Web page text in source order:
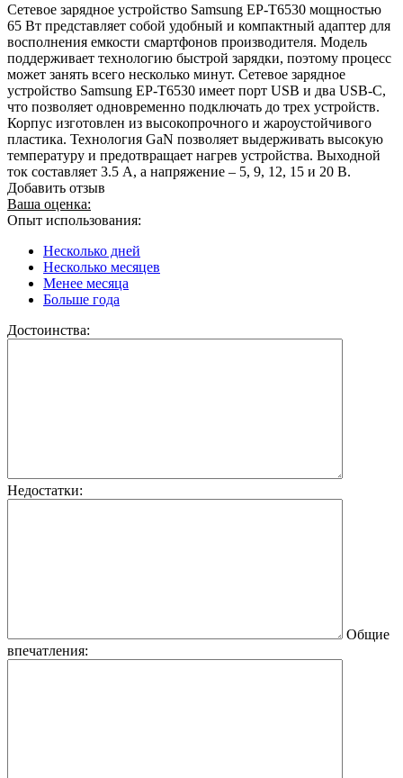
Сетевое зарядное устройство Samsung EP-T6530 мощностью
65 Вт представляет собой удобный и компактный адаптер для
восполнения емкости смартфонов производителя. Модель
поддерживает технологию быстрой зарядки, поэтому процесс
может занять всего несколько минут. Сетевое зарядное
устройство Samsung EP-T6530 имеет порт USB и два USB-C,
что позволяет одновременно подключать до трех устройств.
Корпус изготовлен из высокопрочного и жароустойчивого
пластика. Технология GaN позволяет выдерживать высокую
температуру и предотвращает нагрев устройства. Выходной
ток составляет 3.5 А, а напряжение – 5, 9, 12, 15 и 20 В.
Добавить отзыв
Ваша оценка:
Опыт использования:
Несколько дней
Несколько месяцев
Менее месяца
Больше года
Достоинства:
Недостатки:
Общие
впечатления: